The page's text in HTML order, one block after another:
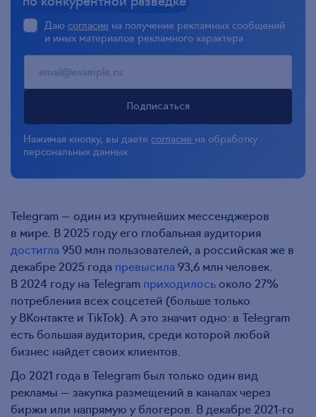
Даю согласие на получение рекламных сообщений
и иных материалов рекламного характера
Подписаться
Нажимая кнопку, вы даете согласие на обработку
персональных данных
Telegram — один из крупнейших мессенджеров
в мире. В 2025 году его глобальная аудитория
достигла 950 млн пользователей, а российская же в
декабре 2025 года превысила 93,6 млн человек.
В 2024 году на Telegram приходилось около 27%
потребления всех соцсетей (больше только
у ВКонтакте и TikTok). А это значит одно: в Telegram
есть большая аудитория, среди которой любой
бизнес найдет своих клиентов.
До 2021 года в Telegram был только один вид
рекламы — закупка размещений в каналах через
биржи или напрямую у блогеров. В декабре 2021-го